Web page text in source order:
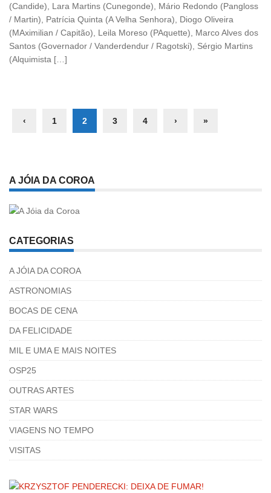
(Candide), Lara Martins (Cunegonde), Mário Redondo (Pangloss
/ Martin), Patrícia Quinta (A Velha Senhora), Diogo Oliveira
(MAximilian / Capitão), Leila Moreso (PAquette), Marco Alves dos
Santos (Governador / Vanderdendur / Ragotski), Sérgio Martins
(Alquimista […]
‹ 1 2 3 4 › »
A JÓIA DA COROA
CATEGORIAS
A JÓIA DA COROA
ASTRONOMIAS
BOCAS DE CENA
DA FELICIDADE
MIL E UMA E MAIS NOITES
OSP25
OUTRAS ARTES
STAR WARS
VIAGENS NO TEMPO
VISITAS